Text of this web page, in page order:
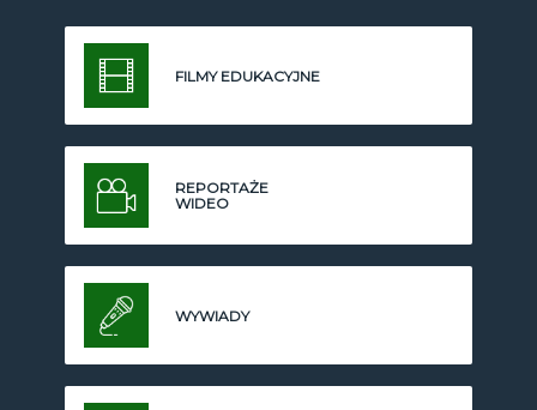
FILMY EDUKACYJNE
REPORTAŻE
WIDEO
WYWIADY